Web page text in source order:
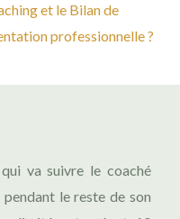
et le Bilan de
professionnelle ?
va suivre le coaché
le reste de son